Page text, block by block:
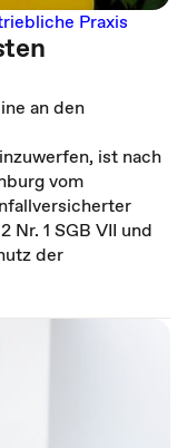
Praxis
an den
ist nach
vom
Nr. 1 SGB VII und
der